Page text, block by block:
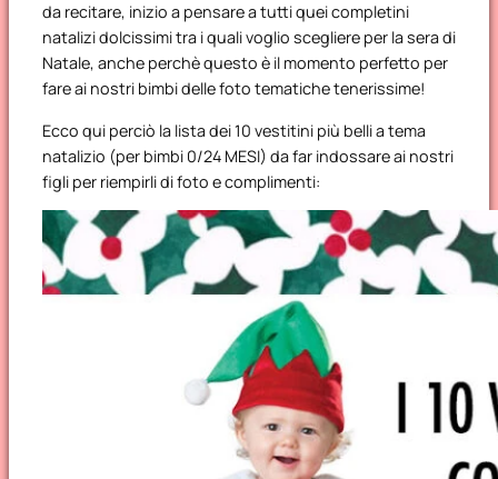
da recitare, inizio a pensare a tutti quei completini
natalizi dolcissimi tra i quali voglio scegliere per la sera di
Natale, anche perchè questo è il momento perfetto per
fare ai nostri bimbi delle foto tematiche tenerissime!
Ecco qui perciò la lista dei 10 vestitini più belli a tema
natalizio (per bimbi 0/24 MESI) da far indossare ai nostri
figli per riempirli di foto e complimenti: